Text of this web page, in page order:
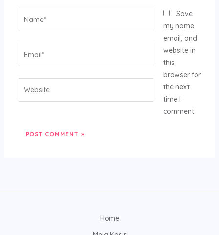
Save
my name,
email, and
website in
this
browser for
the next
time I
comment.
Home